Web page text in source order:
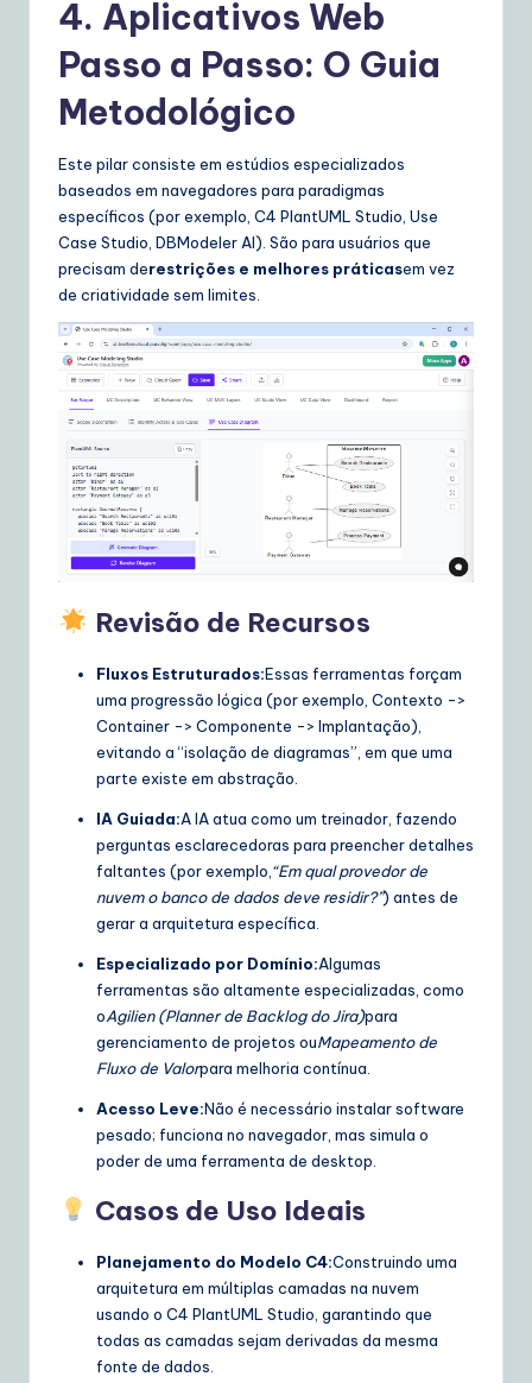
4. Aplicativos Web
Passo a Passo: O Guia
Metodológico
Este pilar consiste em estúdios especializados
baseados em navegadores para paradigmas
específicos (por exemplo, C4 PlantUML Studio, Use
Case Studio, DBModeler AI). São para usuários que
precisam derestrições e melhores práticasem vez
de criatividade sem limites.
Revisão de Recursos
Fluxos Estruturados:Essas ferramentas forçam
uma progressão lógica (por exemplo, Contexto ->
Container -> Componente -> Implantação),
evitando a “isolação de diagramas”, em que uma
parte existe em abstração.
IA Guiada:A IA atua como um treinador, fazendo
perguntas esclarecedoras para preencher detalhes
faltantes (por exemplo, “Em qual provedor de
nuvem o banco de dados deve residir?”) antes de
gerar a arquitetura específica.
Especializado por Domínio:Algumas
ferramentas são altamente especializadas, como
oAgilien (Planner de Backlog do Jira)para
gerenciamento de projetos ouMapeamento de
Fluxo de Valorpara melhoria contínua.
Acesso Leve:Não é necessário instalar software
pesado; funciona no navegador, mas simula o
poder de uma ferramenta de desktop.
Casos de Uso Ideais
Planejamento do Modelo C4:Construindo uma
arquitetura em múltiplas camadas na nuvem
usando o C4 PlantUML Studio, garantindo que
todas as camadas sejam derivadas da mesma
fonte de dados.